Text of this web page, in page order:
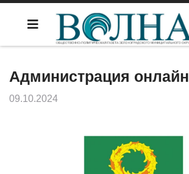
Администрация онлайн
09.10.2024